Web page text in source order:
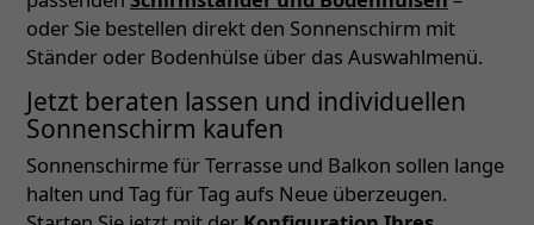
oder Sie bestellen direkt den Sonnenschirm mit
Ständer oder Bodenhülse über das Auswahlmenü.
Jetzt beraten lassen und individuellen
Sonnenschirm kaufen
Sonnenschirme für Terrasse und Balkon sollen lange
halten und Tag für Tag aufs Neue überzeugen.